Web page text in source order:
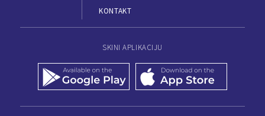
KONTAKT
SKINI APLIKACIJU